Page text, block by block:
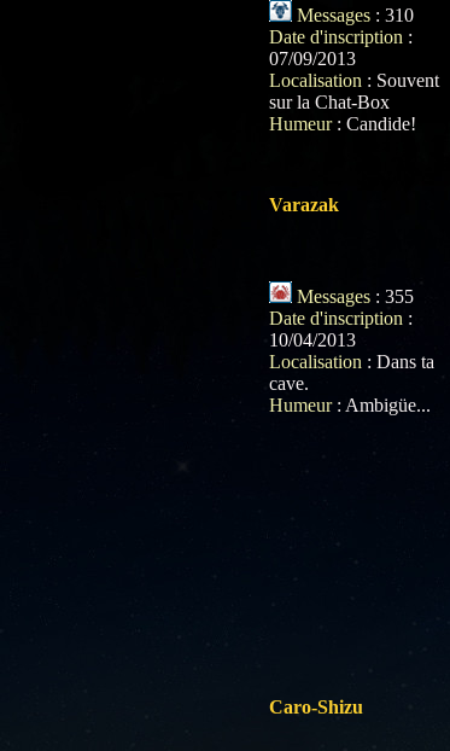
Messages : 310
Date d'inscription :
07/09/2013
Localisation : Souvent
sur la Chat-Box
Humeur: Candide!
Varazak
Messages : 355
Date d'inscription :
10/04/2013
Localisation : Dans ta
cave.
Humeur: Ambigüe...
Caro-Shizu